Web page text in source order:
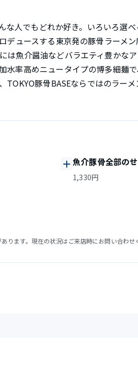
な人でもどれか好き。いろいろ選
ュースする東京発の豚骨ラーメ
は魚介醤油などバラエティ豊かな
水率高めニュータイプの博多細麺
豚骨BASEならではのラー
魚介豚骨全部のせ
1,330円
ます。現在の状況はご来店時にお問い合わせ